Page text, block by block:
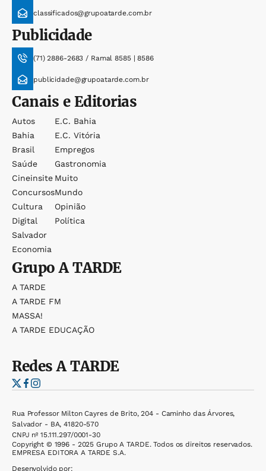
classificados@grupoatarde.com.br
Publicidade
(71) 2886-2683 / Ramal 8585 | 8586
publicidade@grupoatarde.com.br
Canais e Editorias
Autos
Bahia
Brasil
Saúde
Cineinsite
Concursos
Cultura
Digital
Salvador
Economia
E.c. Bahia
E.c. Vitória
Empregos
Gastronomia
Muito
Mundo
Opinião
Política
GrupoA TARDE
A TARDE
A TARDE FM
MASSA!
A TARDE EDUCAÇÃO
RedesA TARDE
Rua Professor Milton Cayres de Brito, 204 - Caminho das Árvores,
Salvador - BA, 41820-570
CNPJ nº 15.111.297/0001-30
Copyright © 1996 - 2025 Grupo A TARDE. Todos os direitos reservados.
EMPRESA EDITORA A TARDE S.A.
Desenvolvido por: